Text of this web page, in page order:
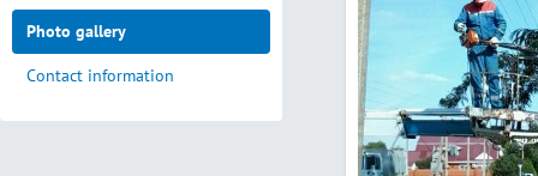
Photo gallery
Contact information